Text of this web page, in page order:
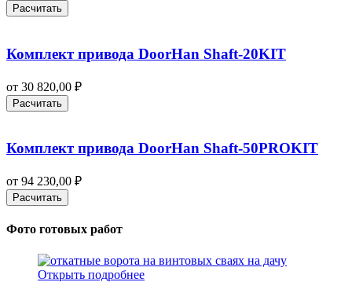
Расчитать
Комплект привода DoorHan Shaft‑20KIT
от 30 820,00 ₽
Расчитать
Комплект привода DoorHan Shaft-50PROKIT
от 94 230,00 ₽
Расчитать
Фото готовых работ
Открыть подробнее